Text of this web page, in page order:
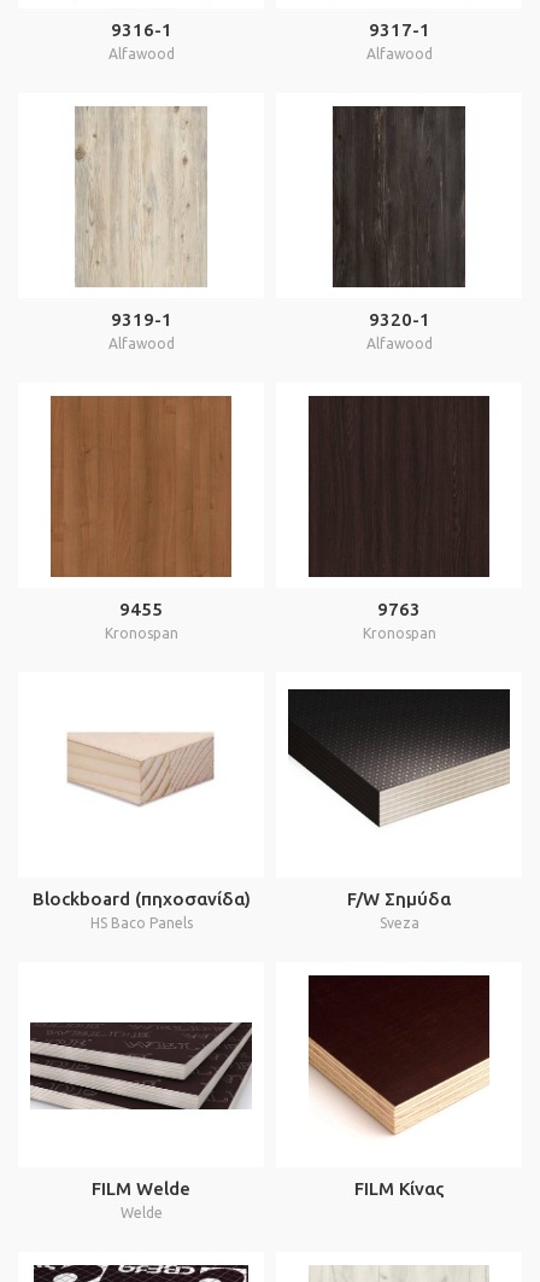
9316-1
Alfawood
9317-1
Alfawood
9319-1
Alfawood
9320-1
Alfawood
9455
Kronospan
9763
Kronospan
Blockboard (πηχοσανίδα)
HS Baco Panels
F/W Σημύδα
Sveza
FILM Welde
Welde
FILM Κίνας